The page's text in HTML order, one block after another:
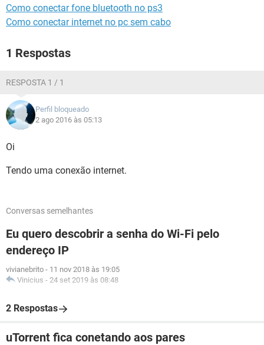
Como conectar fone bluetooth no ps3
Como conectar internet no pc sem cabo
1 Respostas
RESPOSTA 1 / 1
Perfil bloqueado
2 ago 2016 às 05:13
Oi
Tendo uma conexão internet.
Conversas semelhantes
Eu quero descobrir a senha do Wi-Fi pelo
endereço IP
vivianebrito - 11 nov 2018 às 19:05
Vinicius - 24 set 2019 às 08:48
2 Respostas
uTorrent fica conetando aos pares